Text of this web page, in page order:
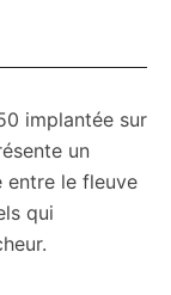
implantée sur
un
entre le fleuve
qui